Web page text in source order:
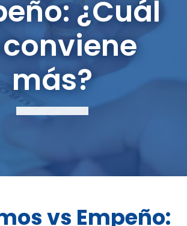
¿Cuál
más?
vs Empeño: